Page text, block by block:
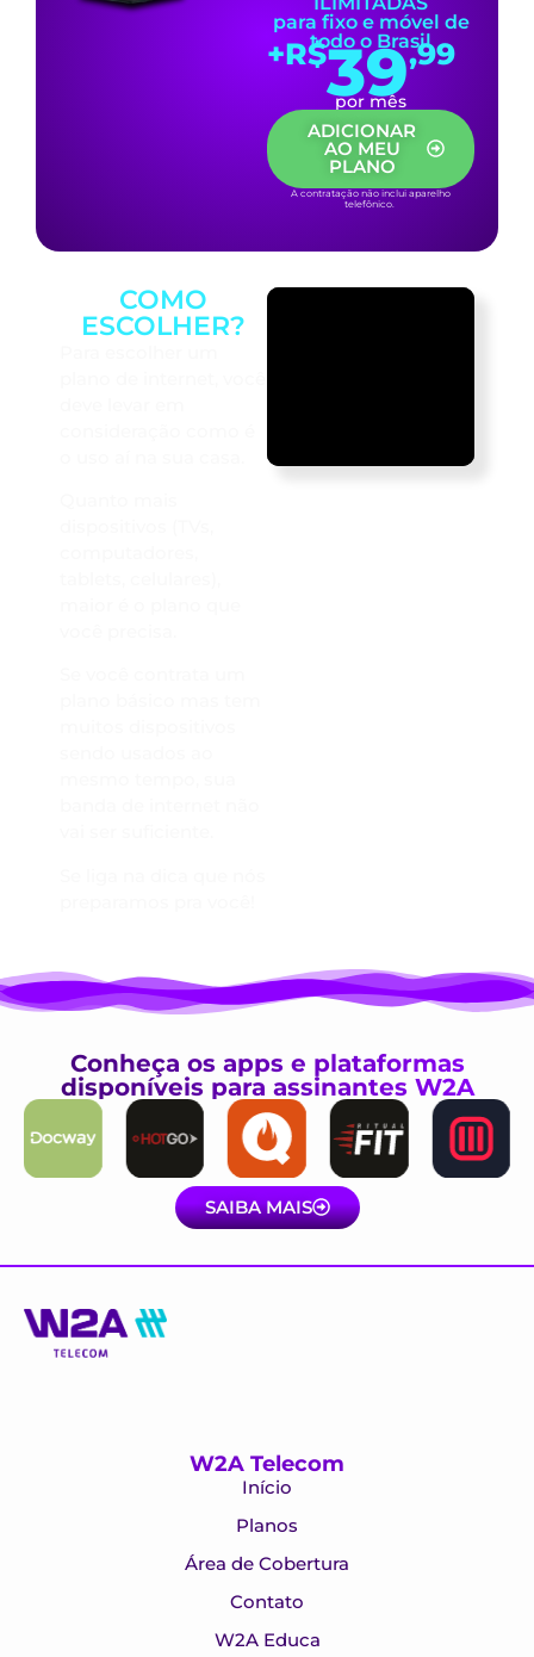
para fixo e móvel de
todo o Brasil
+R$39,99
por mês
ADICIONAR
AO MEU
PLANO
A contratação não inclui aparelho
telefônico.
COMO
ESCOLHER?
Conheça os apps e plataformas
disponíveis para assinantes W2A
SAIBA MAIS
W2A Telecom
Início
Planos
Área de Cobertura
Contato
W2A Educa